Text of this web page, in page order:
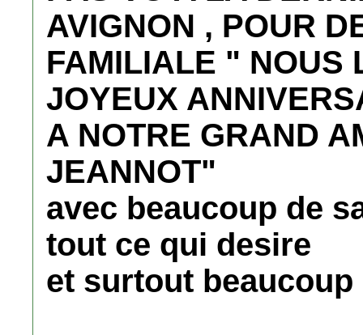
AVIGNON , POUR
FAMILIALE " NOUS
JOYEUX
A NOTRE GRAND
JEANNOT"
avec beaucoup de
tout ce qui desire
et surtout beaucoup